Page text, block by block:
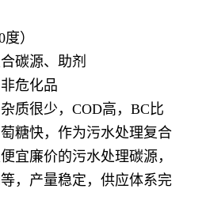
）
碳源、助剂
危化品
质很少，COD高，BC比
糖快，作为污水处理复合
宜廉价的污水处理碳源，
，产量稳定，供应体系完